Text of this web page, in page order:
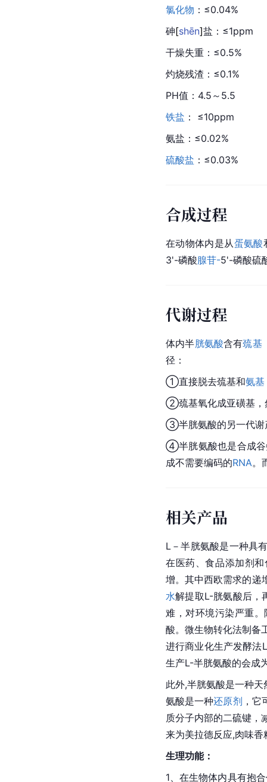
氯化物 ：≤0.04%
砷[shēn]盐：≤1ppm
干燥失重 ：≤0.5%
灼烧残渣：≤0.1%
PH值：4.5～5.5
铁盐 ： ≤10ppm
氨盐 ：≤0.02%
硫酸盐 ：≤0.03%
合成过程
在动物体内是从蛋氨酸
3'-磷酸腺苷-5'-磷酸硫
代谢过程
体内半胱氨酸含有巯基
径：
①直接脱去巯基和氨基
②巯基氧化成亚磺基
③半胱氨酸的另一代谢
④半胱氨酸也是合成
成不需要编码的RNA。
相关产品
L－半胱氨酸是一种具
在医药、食品添加剂和
增。其中西欧需求的递
水解提取L-胱氨酸后，
难，对环境污染严重
酸。微生物转化法制备
进行商业化生产发酵法
生产L-半胱氨酸的会成
此外,半胱氨酸是一种
氨酸是一种还原剂 ，它
质分子内部的二硫键，
来为美拉德反应,肉味香
生理功能：
1、在生物体内具有抱